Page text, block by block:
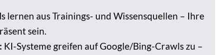
lernen aus Trainings- und Wissensquellen – Ihre
sein.
KI-Systeme greifen auf Google/Bing-Crawls zu –